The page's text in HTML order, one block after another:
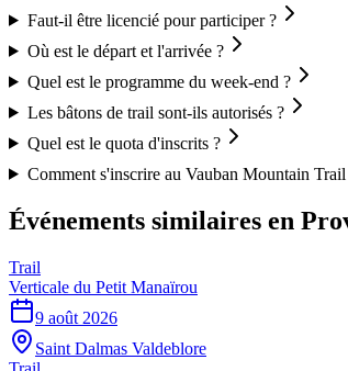
Faut-il être licencié pour participer ?
Où est le départ et l'arrivée ?
Quel est le programme du week-end ?
Les bâtons de trail sont-ils autorisés ?
Quel est le quota d'inscrits ?
Comment s'inscrire au Vauban Mountain Trail
Événements similaires en
Trail
Verticale du Petit Manaïrou
9 août 2026
Saint Dalmas Valdeblore